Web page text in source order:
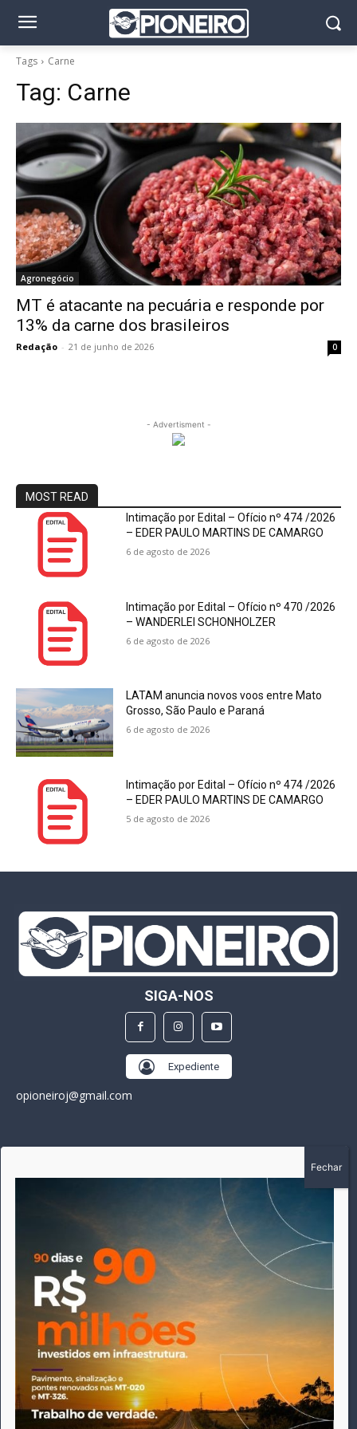
Tags Carne
Tag: Carne
Agronegócio
MT é atacante na pecuária e responde por
13% da carne dos brasileiros
Redação - 21 de junho de 2026 0
- Advertisment -
MOST READ
Intimação por Edital – Ofício nº 474 /2026
– EDER PAULO MARTINS DE CAMARGO
6 de agosto de 2026
Intimação por Edital – Ofício nº 470 /2026
– WANDERLEI SCHONHOLZER
6 de agosto de 2026
LATAM anuncia novos voos entre Mato
Grosso, São Paulo e Paraná
6 de agosto de 2026
Intimação por Edital – Ofício nº 474 /2026
– EDER PAULO MARTINS DE CAMARGO
5 de agosto de 2026
SIGA-NOS
Expediente
opioneiroj@gmail.com
A história do Pioneiro inicia em fevereiro de 2005 em
Canarana - MT, na época, como um jornal impresso semanal,
que chegou a possuir mil assinantes. Durante 15 anos, foram
publicadas 691 edições que narraram os acontecimentos
políticos, policiais e cotidianos de Canarana e região. Fiel a sua
origem, pautado sempre pela busca incessante da
imparcialidade, faz jus a sua logo, com o característico "avião
da praça" de Canarana, sendo o símbolo do
comprometimento deste veículo de comunicação com o
relato dos fatos neste município. Em 06 de dezembro de 2019
circulou a última edição impressa do jornal, que desde então
tem veiculação exclusivamente online.